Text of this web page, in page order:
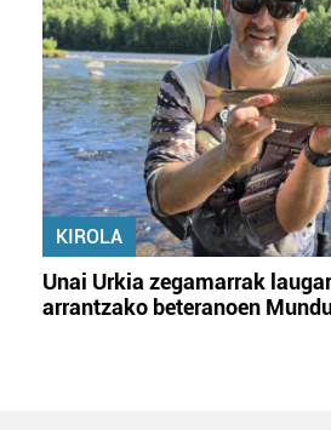
KIROLA
Unai Urkia zegamarrak
arrantzako beteranoen